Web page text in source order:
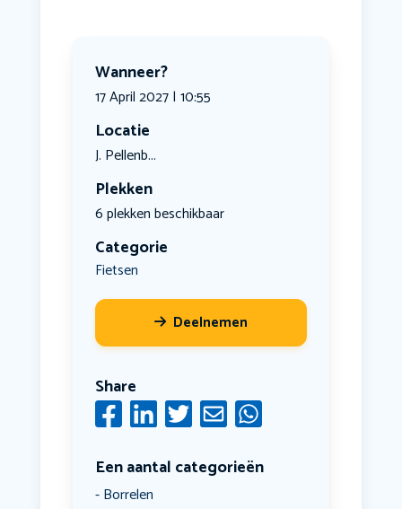
Wanneer?
17 April 2027 | 10:55
Locatie
J. Pellenb...
Plekken
6 plekken beschikbaar
Categorie
Fietsen
Deelnemen
Share
Een aantal categorieën
Borrelen